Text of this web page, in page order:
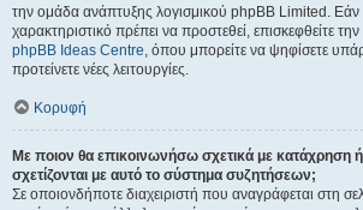
την ομάδα ανάπτυξης λογισμικού phpBB Limited. Εάν
χαρακτηριστικό πρέπει να προστεθεί, επισκεφθείτε την
phpBB Ideas Centre, όπου μπορείτε να ψηφίσετε
προτείνετε νέες λειτουργίες.
Κορυφή
Με ποιον θα επικοινωνήσω σχετικά με κατάχρηση
σχετίζονται με αυτό το σύστημα συζητήσεων;
Σε οποιονδήποτε διαχειριστή που αναγράφεται στη